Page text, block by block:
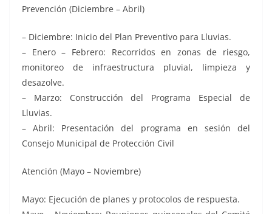
Prevención (Diciembre – Abril)
– Diciembre: Inicio del Plan Preventivo para Lluvias.
– Enero – Febrero: Recorridos en zonas de riesgo,
monitoreo de infraestructura pluvial, limpieza y
desazolve.
– Marzo: Construcción del Programa Especial de
Lluvias.
– Abril: Presentación del programa en sesión del
Consejo Municipal de Protección Civil
Atención (Mayo – Noviembre)
Mayo: Ejecución de planes y protocolos de respuesta.